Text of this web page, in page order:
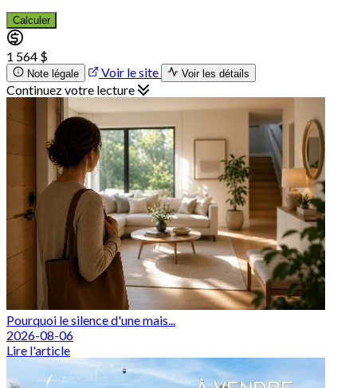
Calculer
1 564 $
Note légale Voir le site Voir les détails
Continuez votre lecture
Pourquoi le silence d'une mais...
2026-08-06
Lire l'article